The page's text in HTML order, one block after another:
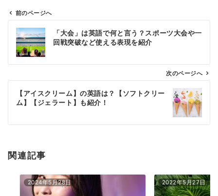
ン
前のページへ
「大会」は英語で何と言う？スポーツ大会や一
回戦突破など使える表現を紹介
次のページへ
【アイスクリーム】の英語は？【ソフトクリー
ム】【ジェラート】も紹介！
関連記事
2024年5月28日 2022年5月27日